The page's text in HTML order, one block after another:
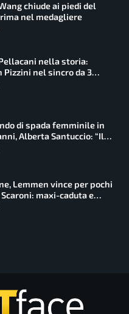
chiude ai piedi del
nel medagliere
nella storia:
Pizzini nel sincro da 3
di spada femminile in
Alberta Santuccio: “Il
i suoi frutti”
Lemmen vince per pochi
maxi-caduta e